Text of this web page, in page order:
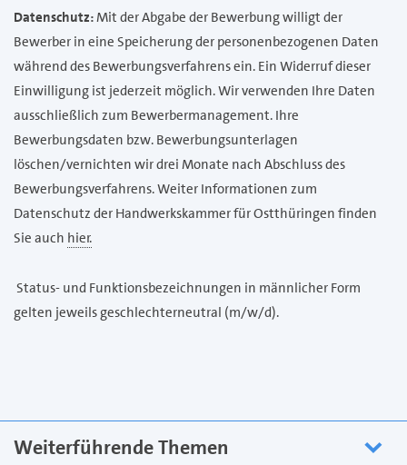
Datenschutz:Mit der Abgabe der Bewerbung willigt der
Bewerber in eine Speicherung der personenbezogenen Daten
während des Bewerbungsverfahrens ein. Ein Widerruf dieser
Einwilligung ist jederzeit möglich. Wir verwenden Ihre Daten
ausschließlich zum Bewerbermanagement. Ihre
Bewerbungsdaten bzw. Bewerbungsunterlagen
löschen/vernichten wir drei Monate nach Abschluss des
Bewerbungsverfahrens. Weiter Informationen zum
Datenschutz der Handwerkskammer für Ostthüringen finden
Sie auch hier.
Status- und Funktionsbezeichnungen in männlicher Form
gelten jeweils geschlechterneutral (m/w/d).
Weiterführende Themen